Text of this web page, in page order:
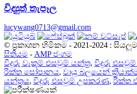
විද්‍යුත් තැපෑල
lucywang0713@gmail.com
© ප්‍රකාශන හිමිකම - 2021-2024 :
සිතියම - AMP ජංගම
වීදුරු වැකුම් එසවුම් යන්ත්‍ර, වීදුරු එසවුම්
රික්ත සෝපානය, වායු බලයෙන්
යන්ත්‍රය, වීදුරු එසවුම් උපකරණ, රික්ත